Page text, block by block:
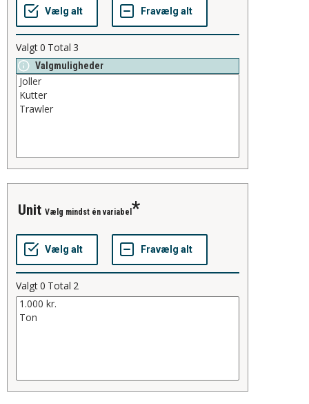
Valgt0 Total 3
Valgmuligheder
unit Vælg mindst én variabel
Valgt0 Total 2